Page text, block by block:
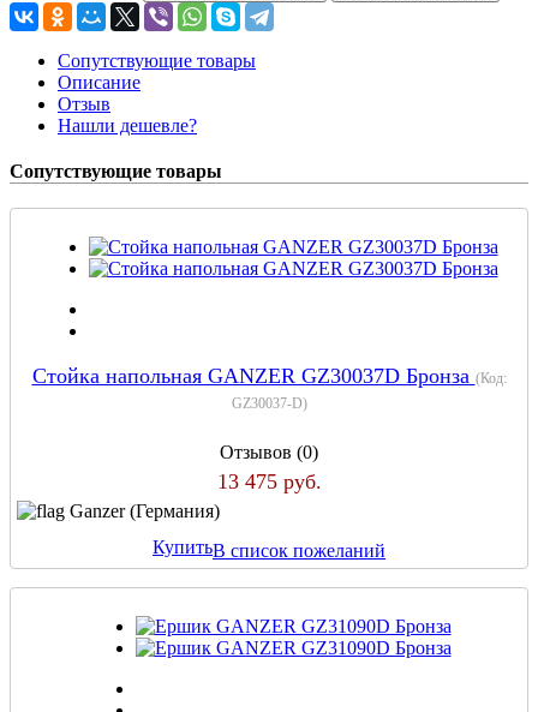
Сопутствующие товары
Описание
Отзыв
Нашли дешевле?
Сопутствующие товары
Стойка напольная GANZER GZ30037D Бронза (Код:
GZ30037-D)
Отзывов (0)
13 475 руб.
Ganzer (Германия)
КупитьВ список пожеланий